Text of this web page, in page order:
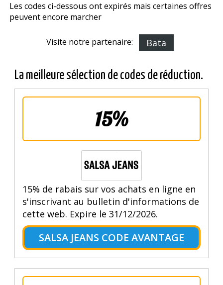
Les codes ci-dessous ont expirés mais certaines offres
peuvent encore marcher
Visite notre partenaire: Bata
La meilleure sélection de codes de réduction.
15%
15% de rabais sur vos achats en ligne en
s'inscrivant au bulletin d'informations de
cette web. Expire le 31/12/2026.
SALSA JEANS CODE AVANTAGE